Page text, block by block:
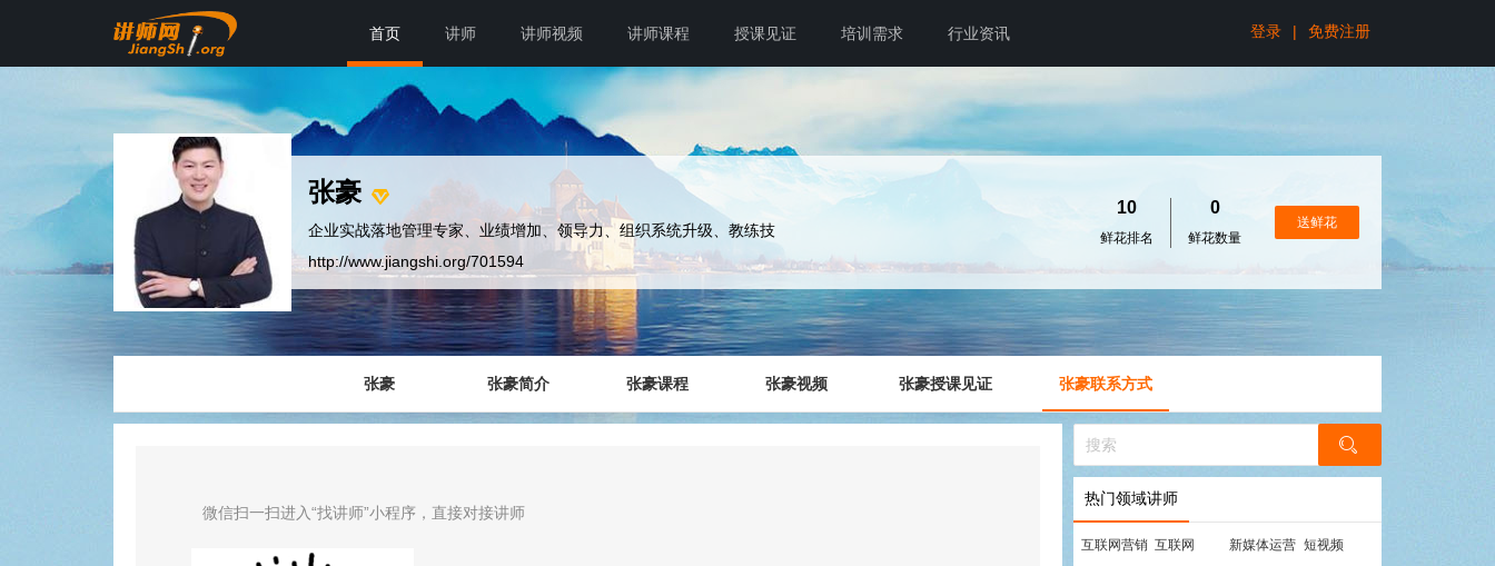
首页 讲师 讲师视频 讲师课程 授课见证 培训需求 行业资讯 登录 | 免费注册
张豪
企业实战落地管理专家、业绩增加、领导力、组织系统升级、教练技
http://www.jiangshi.org/701594
10
鲜花排名
0
鲜花数量
送鲜花
张豪 张豪简介 张豪课程 张豪视频 张豪授课见证 张豪联系方式
微信扫一扫进入“找讲师”小程序，直接对接讲师
热门领域讲师
互联网营销 互联网 新媒体运营 短视频